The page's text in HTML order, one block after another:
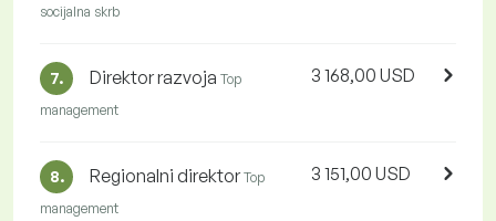
socijalna skrb
7. Direktor razvoja Top
management
3 168,00 USD
8. Regionalni direktor Top
management
3 151,00 USD